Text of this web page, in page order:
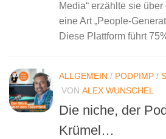
Media“ erzählte sie
eine Art „People-
Diese Plattform führt
ALLGEMEIN / PODPIMP /
VON ALEX WUNSCHEL
Die niche, der
Krümel…